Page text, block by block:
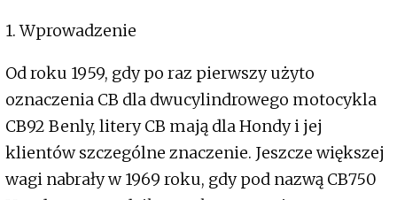
1. Wprowadzenie
Od roku 1959, gdy po raz pierwszy użyto
oznaczenia CB dla dwucylindrowego motocykla
CB92 Benly, litery CB mają dla Hondy i jej
klientów szczególne znaczenie. Jeszcze większej
wagi nabrały w 1969 roku, gdy pod nazwą CB750